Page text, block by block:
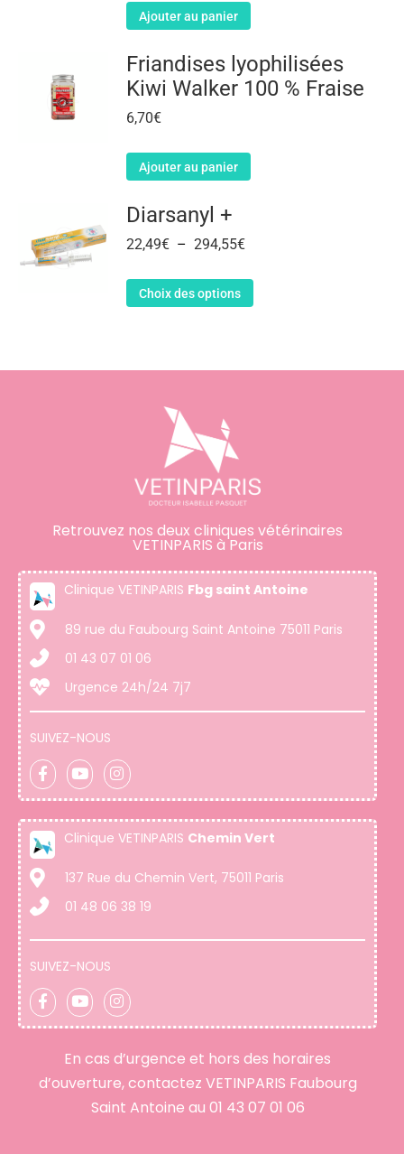
Ajouter au panier
Friandises lyophilisées
Kiwi Walker 100 % Fraise
6,70€
Ajouter au panier
Diarsanyl +
22,49€ – 294,55€
Choix des options
Retrouvez nos deux cliniques vétérinaires
VETINPARIS à Paris
Clinique VETINPARIS Fbg saint Antoine
89 rue du Faubourg Saint Antoine 75011 Paris
01 43 07 01 06
Urgence 24h/24 7j7
SUIVEZ-NOUS
Clinique VETINPARIS Chemin Vert
137 Rue du Chemin Vert, 75011 Paris
01 48 06 38 19
SUIVEZ-NOUS
En cas d’urgence et hors des horaires
d’ouverture, contactez VETINPARIS Faubourg
Saint Antoine au 01 43 07 01 06